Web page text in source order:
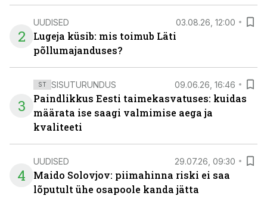
2
UUDISED 03.08.26, 12:00
Lugeja küsib: mis toimub Läti
põllumajanduses?
3
ST SISUTURUNDUS 09.06.26, 16:46
Paindlikkus Eesti taimekasvatuses: kuidas
määrata ise saagi valmimise aega ja
kvaliteeti
4
UUDISED 29.07.26, 09:30
Maido Solovjov: piimahinna riski ei saa
lõputult ühe osapoole kanda jätta